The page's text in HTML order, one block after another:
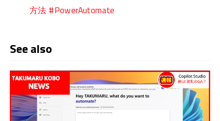
方法 #PowerAutomate
See also